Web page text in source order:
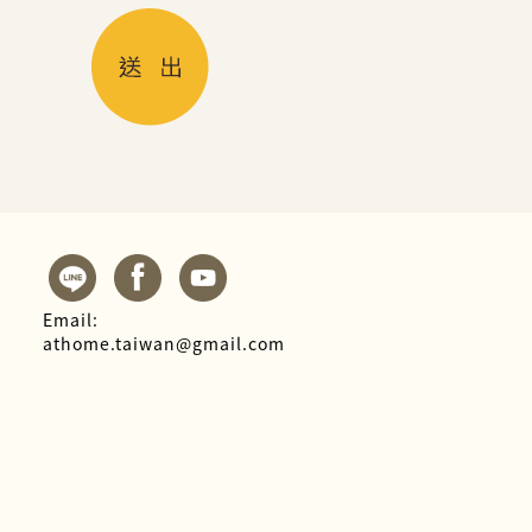
Email:
athome.taiwan@gmail.com